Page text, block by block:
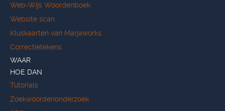
Web-Wijs Woordenboek
Website scan
Kluskaarten van Marjaworks
Correctietekens
WAAR
HOE DAN
Tutorials
Zoekwoordenonderzoek